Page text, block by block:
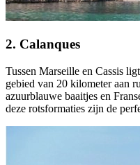
2. Calanques
Tussen Marseille en Cassis
gebied van 20 kilometer aan
azuurblauwe baaitjes en
deze rotsformaties zijn de